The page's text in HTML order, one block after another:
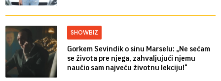
SHOWBIZ
Gorkem Sevindik o sinu Marselu: „Ne sećam
se života pre njega, zahvaljujući njemu
naučio sam najveću životnu lekciju!“